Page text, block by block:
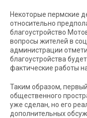
Некоторые пермские
относительно
благоустройство
вопросы жителей в
администрации
благоустройства
фактические работы
Таким образом,
общественного
уже сделан, но его
дополнительных